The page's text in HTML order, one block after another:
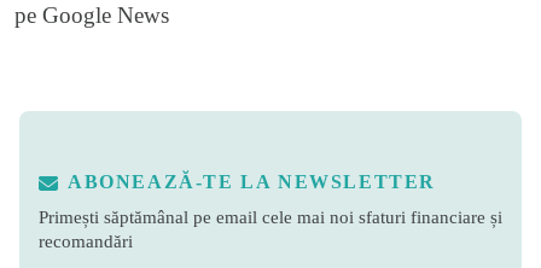
pe Google News
ABONEAZĂ-TE LA NEWSLETTER
Primești săptămânal pe email cele mai noi sfaturi financiare și
recomandări